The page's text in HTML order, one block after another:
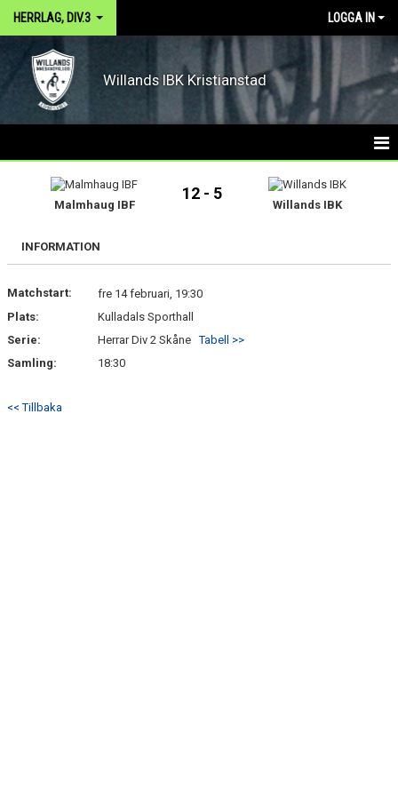
HERRLAG, DIV.3 LOGGA IN
Willands IBK Kristianstad
KALENDER
MATCHER
BILDGALLERI
DOKUMENT
Malmhaug IBF
12 - 5
Willands IBK
INFORMATION
Matchstart:
fre 14 februari, 19:30
Plats:
Kulladals Sporthall
Serie:
Herrar Div 2 SkåneTabell >>
Samling:
18:30
<< Tillbaka